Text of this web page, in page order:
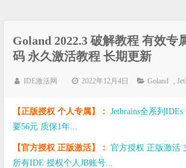
Goland 2022.3 破解教程 有效专
码 永久激活教程 长期更新
IDE激活网 2022年12月4日 Goland ,
【正版授权 个人专属】： Jetbrains全系列
要56元 质保1年...
【官方授权 正版激活】： 官方授权 正版激活
所有IDE 授权个人JB账号...